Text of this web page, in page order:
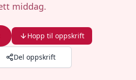
middag.
Hopp til oppskrift
Del oppskrift